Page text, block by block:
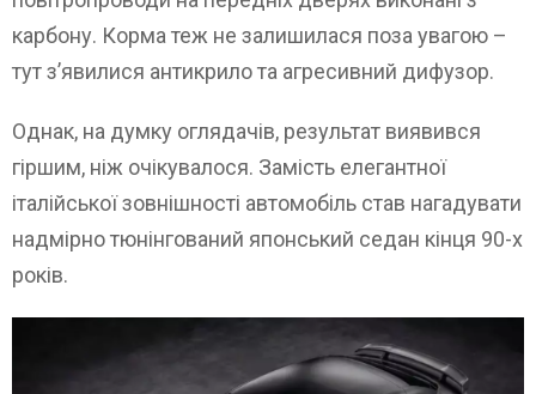
карбону. Корма теж не залишилася поза увагою –
тут з’явилися антикрило та агресивний дифузор.
Однак, на думку оглядачів, результат виявився
гіршим, ніж очікувалося. Замість елегантної
італійської зовнішності автомобіль став нагадувати
надмірно тюнінгований японський седан кінця 90-х
років.